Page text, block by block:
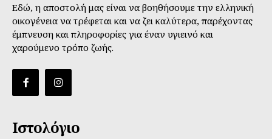
Εδώ, η αποστολή μας είναι να βοηθήσουμε την ελληνική
οικογένεια να τρέφεται και να ζει καλύτερα, παρέχοντας
έμπνευση και πληροφορίες για έναν υγιεινό και
χαρούμενο τρόπο ζωής.
Ιστολόγιο